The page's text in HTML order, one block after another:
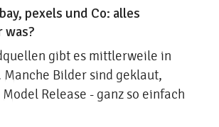
pexels und Co: alles
was?
gibt es mittlerweile in
Manche Bilder sind geklaut,
Release - ganz so einfach